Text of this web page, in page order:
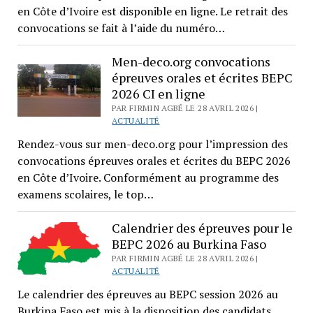
en Côte d’Ivoire est disponible en ligne. Le retrait des
convocations se fait à l’aide du numéro…
Men-deco.org convocations
épreuves orales et écrites BEPC
2026 CI en ligne
PAR FIRMIN AGBÉ LE 28 AVRIL 2026 |
ACTUALITÉ
Rendez-vous sur men-deco.org pour l’impression des
convocations épreuves orales et écrites du BEPC 2026
en Côte d’Ivoire. Conformément au programme des
examens scolaires, le top…
Calendrier des épreuves pour le
BEPC 2026 au Burkina Faso
PAR FIRMIN AGBÉ LE 28 AVRIL 2026 |
ACTUALITÉ
Le calendrier des épreuves au BEPC session 2026 au